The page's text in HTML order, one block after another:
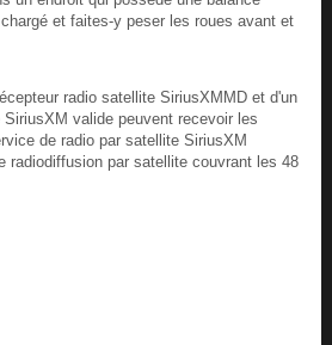
et faites-y peser les roues avant et
radio satellite SiriusXMMD et d'un
valide peuvent recevoir les
de radio par satellite SiriusXM
radiodiffusion par satellite couvrant les 48